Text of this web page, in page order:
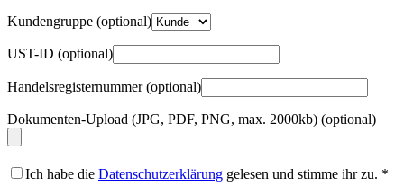
Kundengruppe (optional)
UST-ID (optional)
Handelsregisternummer(optional)
Dokumenten-Upload (JPG, PDF, PNG, max. 2000kb) (optional)
Ich habe die Datenschutzerklärung gelesen und stimme ihr zu. *